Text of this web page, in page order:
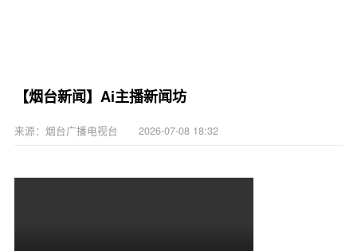
【烟台新闻】Ai主播新闻坊
来源：烟台广播电视台 2026-07-08 18:32